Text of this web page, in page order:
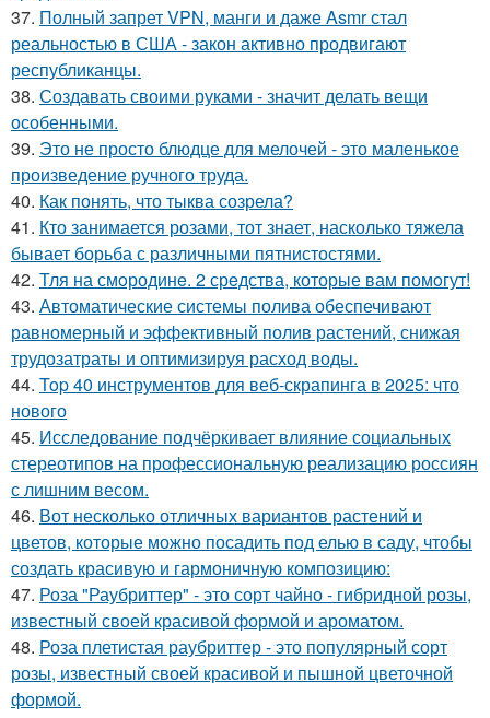
37. Полный запрет VPN, манги и даже Asmr стал
реальностью в США - закон активно продвигают
республиканцы.
38. Создавать своими руками - значит делать вещи
особенными.
39. Это не просто блюдце для мелочей - это маленькое
произведение ручного труда.
40. Как понять, что тыква созрела?
41. Кто занимается розами, тот знает, насколько тяжела
бывает борьба с различными пятнистостями.
42. Тля на смoродинe. 2 срeдства, которые вам помoгут!
43. Автоматические системы полива обеспечивают
равномерный и эффективный полив растений, снижая
трудозатраты и оптимизируя расход воды.
44. Top 40 инструментов для веб-скрапинга в 2025: что
нового
45. Исследование подчёркивает влияние социальных
стереотипов на профессиональную реализацию россиян
с лишним весом.
46. Вот несколько отличных вариантов растений и
цветов, которые можно посадить под елью в саду, чтобы
создать красивую и гармоничную композицию:
47. Роза "Раубриттер" - это сорт чайно - гибридной розы,
известный своей красивой формой и ароматом.
48. Роза плетистая раубриттер - это популярный сорт
розы, известный своей красивой и пышной цветочной
формой.